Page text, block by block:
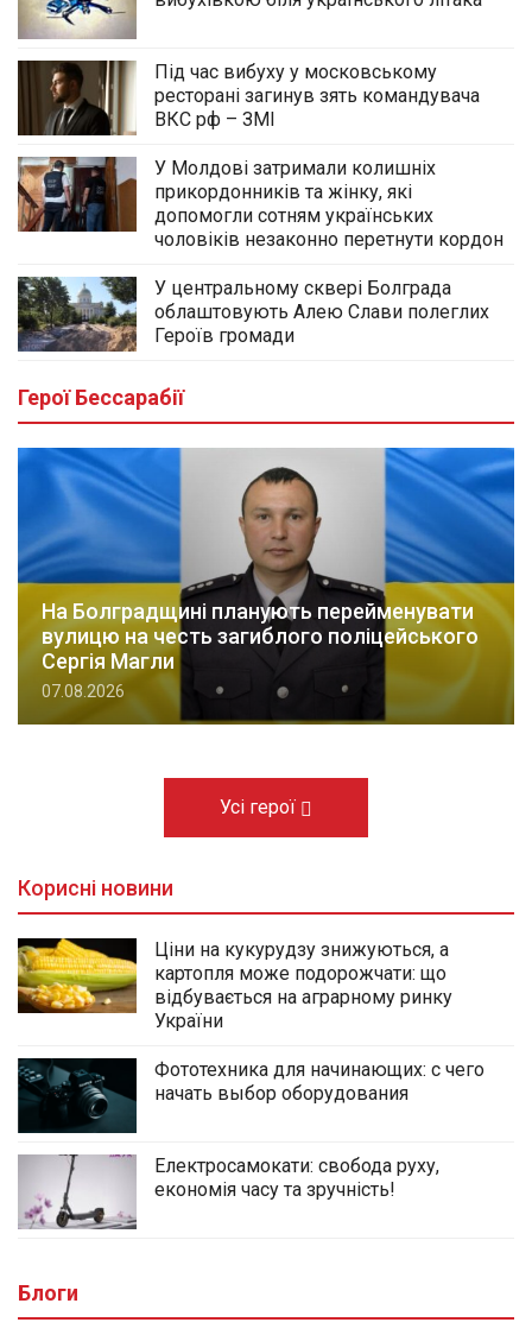
Під час вибуху у московському
ресторані загинув зять командувача
ВКС рф – ЗМІ
У Молдові затримали колишніх
прикордонників та жінку, які
допомогли сотням українських
чоловіків незаконно перетнути кордон
У центральному сквері Болграда
облаштовують Алею Слави полеглих
Героїв громади
Герої Бессарабії
На Болградщині планують перейменувати
вулицю на честь загиблого поліцейського
Сергія Магли
07.08.2026
Усі герої
Корисні новини
Ціни на кукурудзу знижуються, а
картопля може подорожчати: що
відбувається на аграрному ринку
України
Фототехника для начинающих: с чего
начать выбор оборудования
Електросамокати: свобода руху,
економія часу та зручність!
Блоги